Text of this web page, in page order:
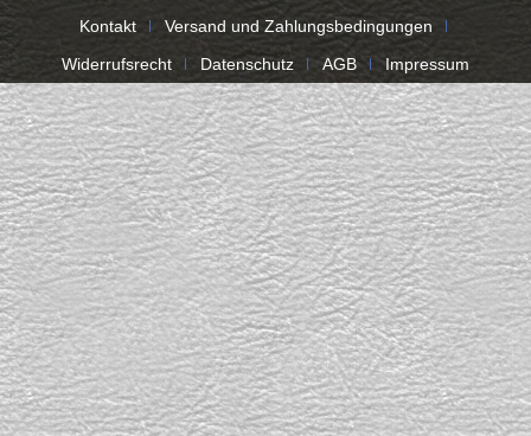
Kontakt
Versand und Zahlungsbedingungen
Widerrufsrecht
Datenschutz AGB Impressum